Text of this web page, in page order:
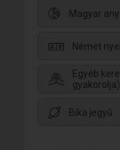
Magyar
Német
Egyéb
gyakorolja)
Bika jegyű